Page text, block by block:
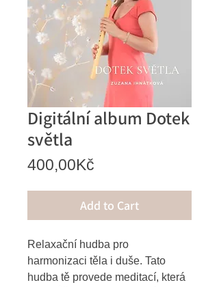
Digitální album Dotek
světla
400,00Kč
Add to Cart
Relaxační hudba pro
harmonizaci těla i duše. Tato
hudba tě provede meditací, která